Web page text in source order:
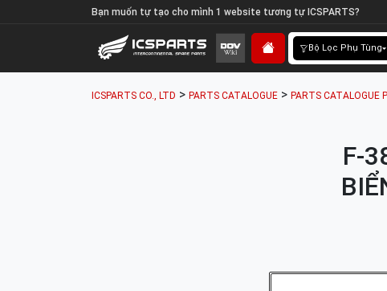
Bạn muốn tự tạo cho mình 1 website tương tự ICSPARTS?
Bộ Lọc Phụ Tùng
ICSPARTS CO., LTD > PARTS CATALOGUE > PARTS CATALOGUE
F-